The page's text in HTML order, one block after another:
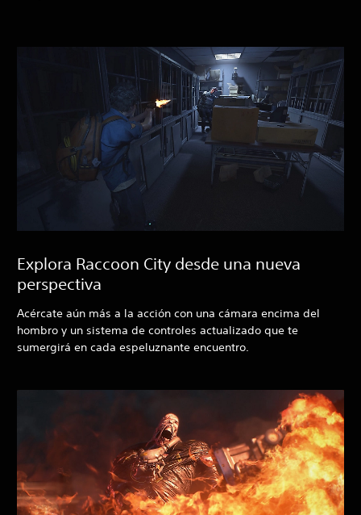
Explora Raccoon City desde una nueva
perspectiva
Acércate aún más a la acción con una cámara encima del
hombro y un sistema de controles actualizado que te
sumergirá en cada espeluznante encuentro.